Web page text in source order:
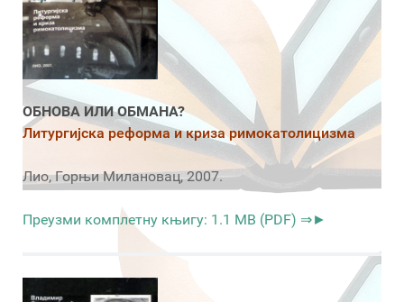
ОБНОВА ИЛИ ОБМАНА?
Литургијска реформа и криза римокатолицизма
Лио, Горњи Милановац, 2007.
Преузми комплетну књигу: 1.1 MB (PDF) ⇒►